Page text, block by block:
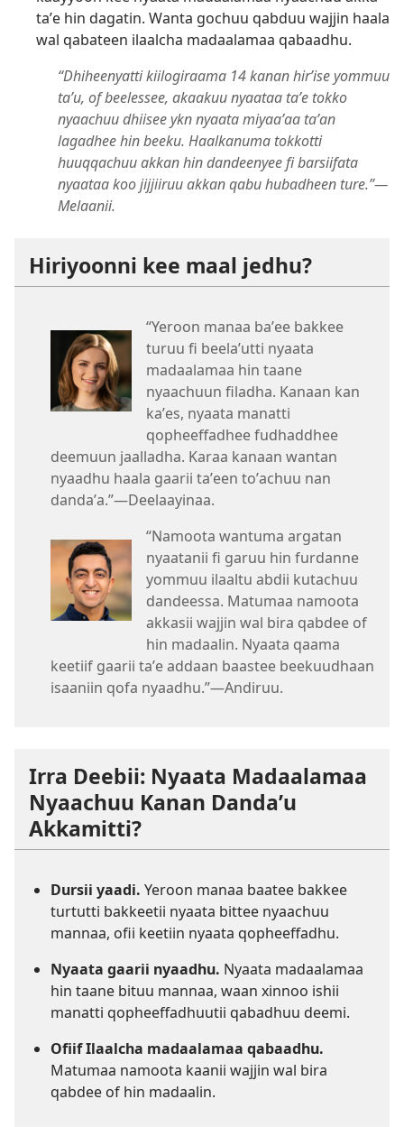
taʼe hin dagatin. Wanta gochuu qabduu wajjin haala
wal qabateen ilaalcha madaalamaa qabaadhu.
“Dhiheenyatti kiilogiraama 14 kanan hirʼise yommuu
taʼu, of beelessee, akaakuu nyaataa taʼe tokko
nyaachuu dhiisee ykn nyaata miyaaʼaa taʼan
lagadhee hin beeku. Haalkanuma tokkotti
huuqqachuu akkan hin dandeenyee fi barsiifata
nyaataa koo jijjiiruu akkan qabu hubadheen ture.”—
Melaanii.
Hiriyoonni kee maal jedhu?
“Yeroon manaa baʼee bakkee
turuu fi beelaʼutti nyaata
madaalamaa hin taane
nyaachuun filadha. Kanaan kan
kaʼes, nyaata manatti
qopheeffadhee fudhaddhee
deemuun jaalladha. Karaa kanaan wantan
nyaadhu haala gaarii taʼeen toʼachuu nan
dandaʼa.”—Deelaayinaa.
“Namoota wantuma argatan
nyaatanii fi garuu hin furdanne
yommuu ilaaltu abdii kutachuu
dandeessa. Matumaa namoota
akkasii wajjin wal bira qabdee of
hin madaalin. Nyaata qaama
keetiif gaarii taʼe addaan baastee beekuudhaan
isaaniin qofa nyaadhu.”—Andiruu.
Irra Deebii: Nyaata Madaalamaa
Nyaachuu Kanan Dandaʼu
Akkamitti?
Dursii yaadi. Yeroon manaa baatee bakkee
turtutti bakkeetii nyaata bittee nyaachuu
mannaa, ofii keetiin nyaata qopheeffadhu.
Nyaata gaarii nyaadhu. Nyaata madaalamaa
hin taane bituu mannaa, waan xinnoo ishii
manatti qopheeffadhuutii qabadhuu deemi.
Ofiif Ilaalcha madaalamaa qabaadhu.
Matumaa namoota kaanii wajjin wal bira
qabdee of hin madaalin.